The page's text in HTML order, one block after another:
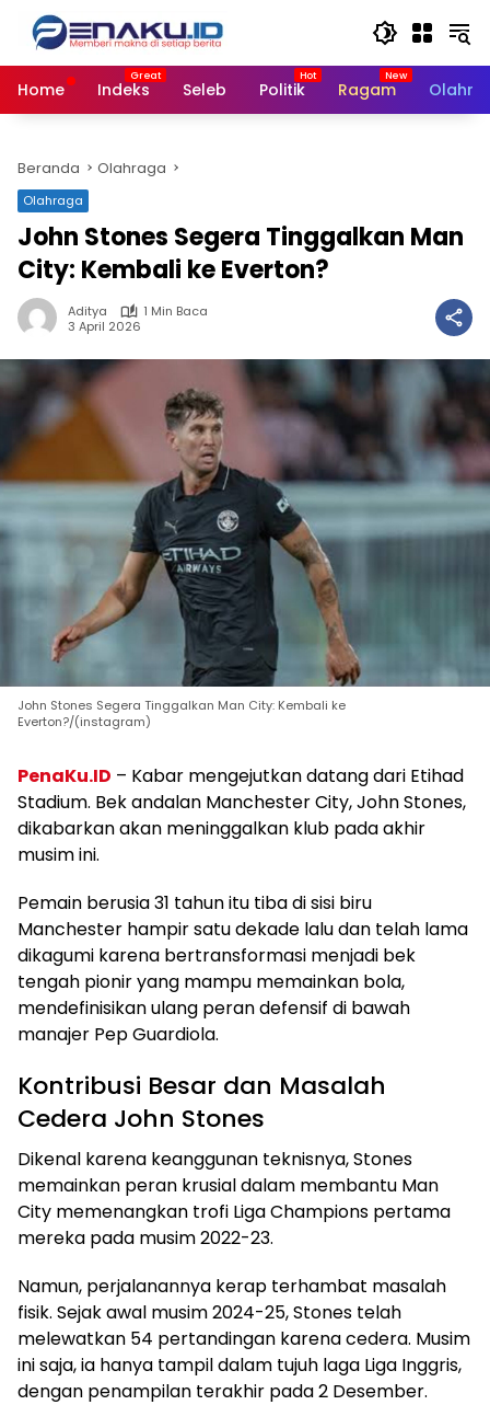
Langsung
konten
Home
Indeks Seleb Politik Ragam
Beranda Olahraga
Olahraga
John Stones Segera Tinggalkan Man
City: Kembali ke Everton?
Aditya
1 Min Baca
3 April 2026
John Stones Segera Tinggalkan Man City: Kembali ke
Everton?/(instagram)
PenaKu.ID – Kabar mengejutkan datang dari Etihad
Stadium. Bek andalan Manchester City, John Stones,
dikabarkan akan meninggalkan klub pada akhir
musim ini.
Pemain berusia 31 tahun itu tiba di sisi biru
Manchester hampir satu dekade lalu dan telah lama
dikagumi karena bertransformasi menjadi bek
tengah pionir yang mampu memainkan bola,
mendefinisikan ulang peran defensif di bawah
manajer Pep Guardiola.
Kontribusi Besar dan Masalah
Cedera John Stones
Dikenal karena keanggunan teknisnya, Stones
memainkan peran krusial dalam membantu Man
City memenangkan trofi Liga Champions pertama
mereka pada musim 2022-23.
Namun, perjalanannya kerap terhambat masalah
fisik. Sejak awal musim 2024-25, Stones telah
melewatkan 54 pertandingan karena cedera. Musim
ini saja, ia hanya tampil dalam tujuh laga Liga Inggris,
dengan penampilan terakhir pada 2 Desember.